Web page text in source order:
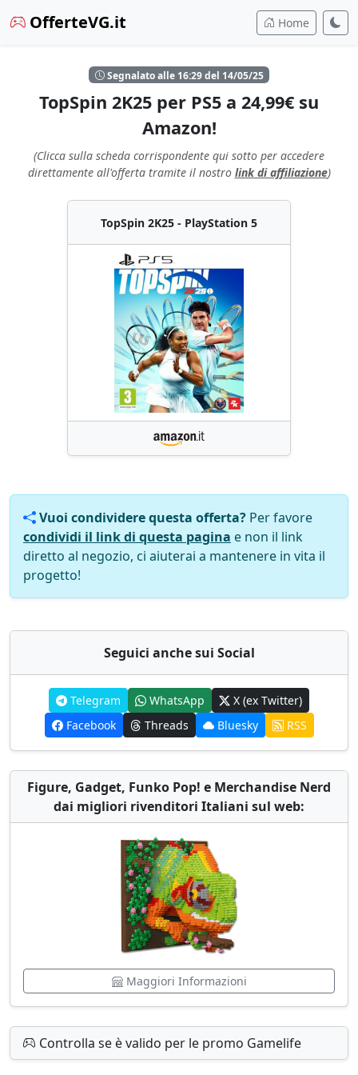
OfferteVG.it Home
Segnalato alle 16:29 del 14/05/25
TopSpin 2K25 per PS5 a 24,99€ su
Amazon!
(Clicca sulla scheda corrispondente qui sotto per accedere
direttamente all'offerta tramite il nostro link di affiliazione)
TopSpin 2K25 - PlayStation 5
Vuoi condividere questa offerta? Per favore
condividi il link di questa pagina e non il link
diretto al negozio, ci aiuterai a mantenere in vita il
progetto!
Seguici anche sui Social
Telegram WhatsApp
X (ex Twitter)
Facebook
Threads Bluesky RSS
Figure, Gadget, Funko Pop! e Merchandise Nerd
dai migliori rivenditori Italiani sul web:
Maggiori Informazioni
Controlla se è valido per le promo Gamelife